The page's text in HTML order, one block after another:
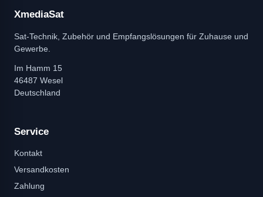
XmediaSat
Sat-Technik, Zubehör und Empfangslösungen für Zuhause und
Gewerbe.
Im Hamm 15
46487 Wesel
Deutschland
Service
Kontakt
Versandkosten
Zahlung